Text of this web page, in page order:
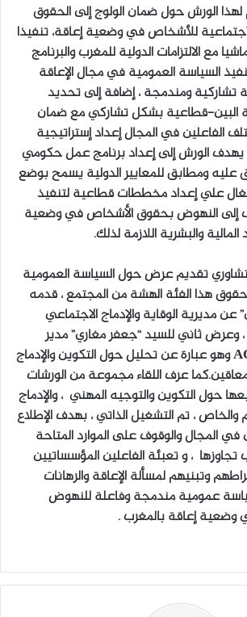
لهذا الورش حول ضمان الولوج إلى الحقوق
للأشخاص في وضعية إعاقة، تنفيذا
مع الالتزامات الدولية للمغرب والبرنامج
السياسة العمومية في مجال الإعاقة
تشاركية ومندمجة ، إضافة إلى تحديد
البين-قطاعية بشكل تشاركي مع ضمان
الفاعلين في المجال إعداد إستراتيجية
الورش إلى إعداد برنامج عمل حكومي
عليه ومطابق للمعايير الدولية يسمح بوضع
علي إعداد مخططات قطاعية لتنفيذ
إلى النهوض بحقوق الأشخاص في وضعية
والبشرية اللازمة لذلك.
تقديم عرض حول السياسة العمومية
هذا الفئة الهشة من المجتمع ، قدمه
عن مديرية الوقاية والإدماج الاجتماعي
وعرض ثاني للسيد “جعفر مغاري” مدير
مكتب الدراسات ACEP وهو عبارة عن تحليل حول التكوين والإدماج
عرف اللقاء مجموعة من الورشات
حول التكوين والتوجيه المهني ، والإدماج
والخاص ، تم التشغيل الذاتي ، بهدف الإطلاع
المجال والوقوف على الموارد المتاحة
، و تعبئة الفاعلين المؤسساتيين
وتبنيهم لمسألة الإعاقة والرهانات
عمومية مندمجة وفاعلة للنهوض
إعاقة بالمغرب .